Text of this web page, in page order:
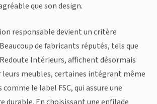
que son design.
responsable devient un critère
de fabricants réputés, tels que
Intérieurs, affichent désormais
leurs meubles, certaines intégrant même
le label FSC, qui assure une